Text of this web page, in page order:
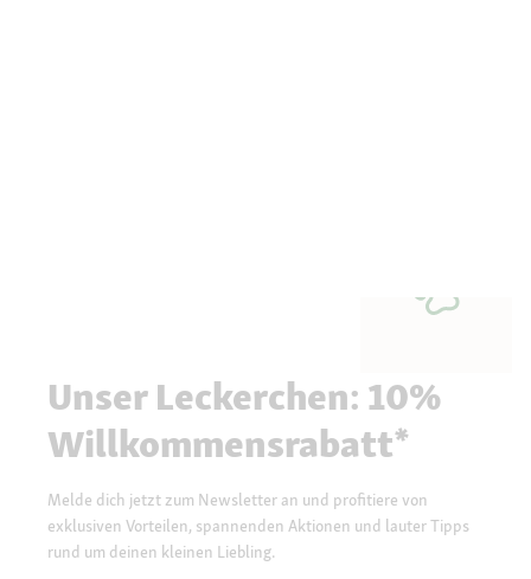
Unser Leckerchen: 10%
Willkommensrabatt*
Melde dich jetzt zum Newsletter an und profitiere von
exklusiven Vorteilen, spannenden Aktionen und lauter Tipps
rund um deinen kleinen Liebling.